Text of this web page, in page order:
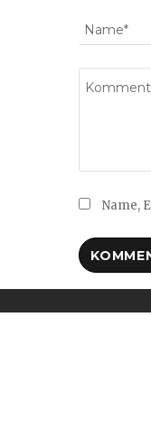
Name,